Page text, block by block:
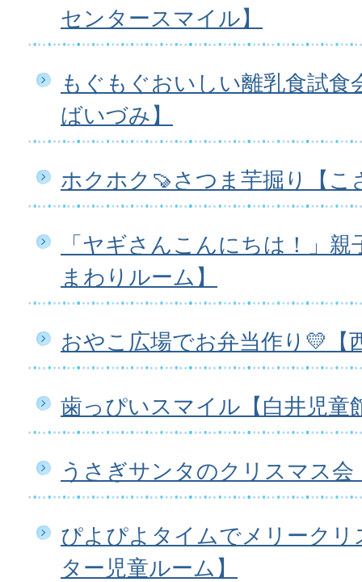
センタースマイル】
もぐもぐおいしい離乳食試食
ばいづみ】
ホクホク🍠さつま芋掘り【こ
「ヤギさんこんにちは！」
まわりルーム】
おやこ広場でお弁当作り💛【
歯っぴいスマイル【白井児童
うさぎサンタのクリスマス会
ぴよぴよタイムでメリーク
ター児童ルーム】